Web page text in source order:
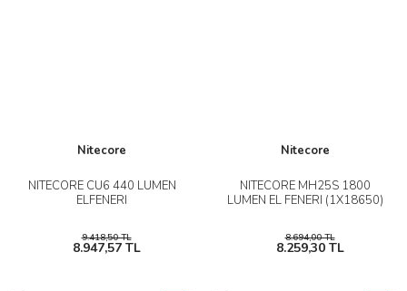
Nitecore
NITECORE CU6 440 LUMEN
ELFENERI
9.418,50 TL
8.947,57 TL
Nitecore
NITECORE MH25S 1800
LUMEN EL FENERI (1X18650)
8.694,00 TL
8.259,30 TL